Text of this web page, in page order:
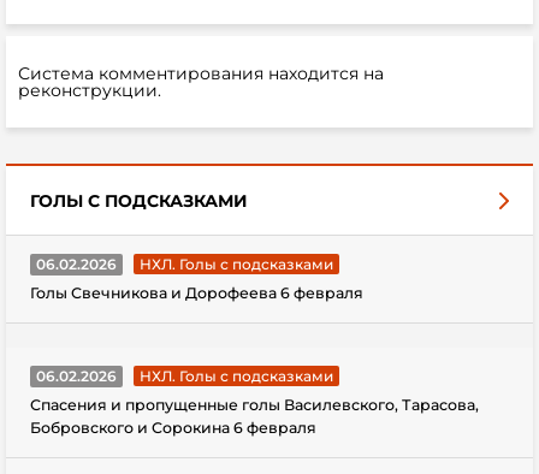
Система комментирования находится на
реконструкции.
ГОЛЫ С ПОДСКАЗКАМИ
06.02.2026
НХЛ. Голы с подсказками
Голы Свечникова и Дорофеева 6 февраля
06.02.2026
НХЛ. Голы с подсказками
Спасения и пропущенные голы Василевского, Тарасова,
Бобровского и Сорокина 6 февраля